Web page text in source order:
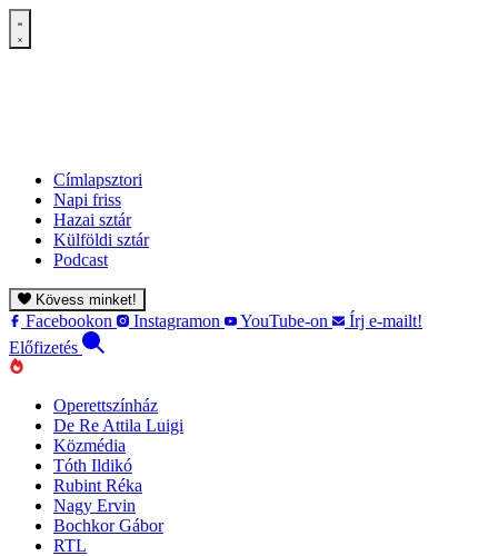
Címlapsztori
Napi friss
Hazai sztár
Külföldi sztár
Podcast
Kövess minket!
Facebookon Instagramon YouTube-on
Írj e-mailt!
Előfizetés
Operettszínház
De Re Attila Luigi
Közmédia
Tóth Ildikó
Rubint Réka
Nagy Ervin
Bochkor Gábor
RTL